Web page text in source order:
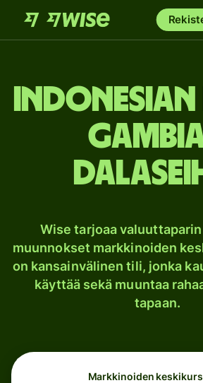
Wise tarjoaa
muunnokset markkinoiden
on kansainvälinen tili, jonka
käyttää sekä muuntaa
tapaan.
Markkinoiden